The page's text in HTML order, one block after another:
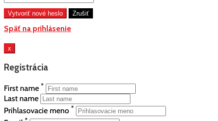
Späť na prihlásenie
x
Registrácia
First name *
Last name
Prihlasovacie meno *